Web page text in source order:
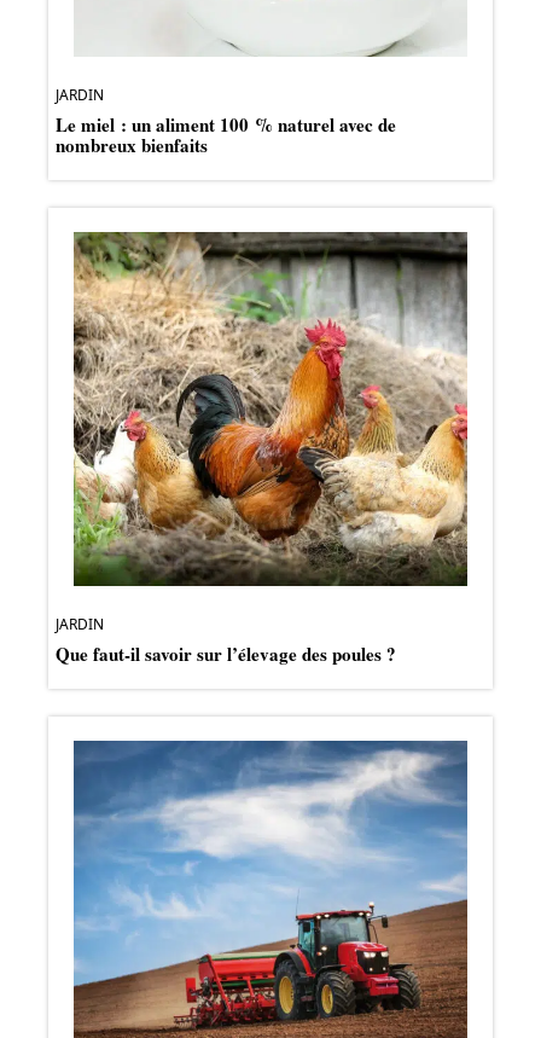
JARDIN
Le miel : un aliment 100 % naturel avec de
nombreux bienfaits
JARDIN
Que faut-il savoir sur l’élevage des poules ?